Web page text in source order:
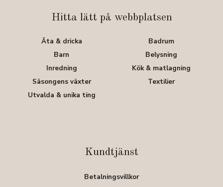
Hitta lätt på webbplatsen
Äta & dricka
Badrum
Barn
Belysning
Inredning
Kök & matlagning
Säsongens växter
Textilier
Utvalda & unika ting
Kundtjänst
Betalningsvillkor